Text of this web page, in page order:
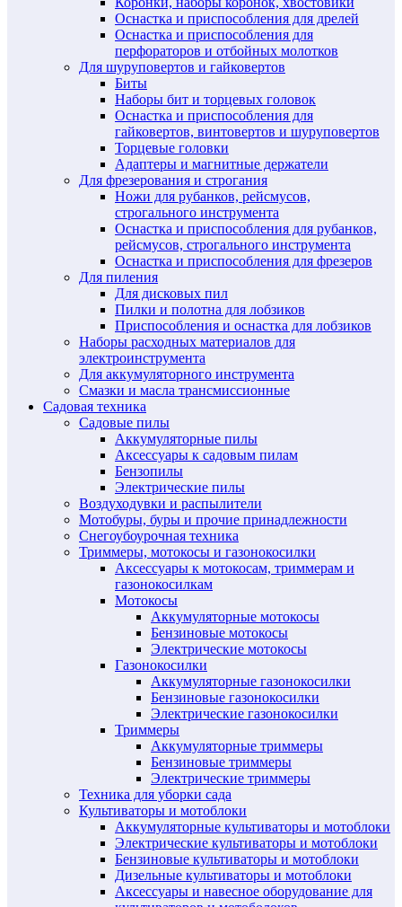
Оснастка и приспособления для дрелей
Оснастка и приспособления для
перфораторов и отбойных молотков
Для шуруповертов и гайковертов
Биты
Наборы бит и торцевых головок
Оснастка и приспособления для
гайковертов, винтовертов и шуруповертов
Торцевые головки
Адаптеры и магнитные держатели
Для фрезерования и строгания
Ножи для рубанков, рейсмусов,
строгального инструмента
Оснастка и приспособления для рубанков,
рейсмусов, строгального инструмента
Оснастка и приспособления для фрезеров
Для пиления
Для дисковых пил
Пилки и полотна для лобзиков
Приспособления и оснастка для лобзиков
Наборы расходных материалов для
электроинструмента
Для аккумуляторного инструмента
Смазки и масла трансмиссионные
Садовая техника
Садовые пилы
Аккумуляторные пилы
Аксессуары к садовым пилам
Бензопилы
Электрические пилы
Воздуходувки и распылители
Мотобуры, буры и прочие принадлежности
Снегоубоурочная техника
Триммеры, мотокосы и газонокосилки
Аксессуары к мотокосам, триммерам и
газонокосилкам
Мотокосы
Аккумуляторные мотокосы
Бензиновые мотокосы
Электрические мотокосы
Газонокосилки
Аккумуляторные газонокосилки
Бензиновые газонокосилки
Электрические газонокосилки
Триммеры
Аккумуляторные триммеры
Бензиновые триммеры
Электрические триммеры
Техника для уборки сада
Культиваторы и мотоблоки
Аккумуляторные культиваторы и мотоблоки
Электрические культиваторы и мотоблоки
Бензиновые культиваторы и мотоблоки
Дизельные культиваторы и мотоблоки
Аксессуары и навесное оборудование для